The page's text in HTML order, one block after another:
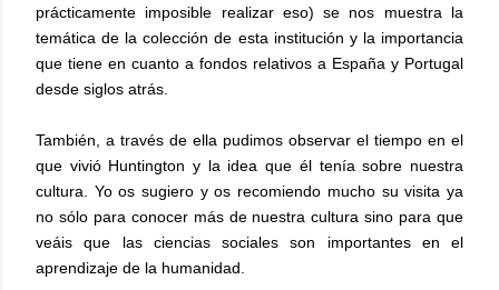
prácticamente imposible realizar eso) se nos muestra la
temática de la colección de esta institución y la importancia
que tiene en cuanto a fondos relativos a España y Portugal
desde siglos atrás.
También, a través de ella pudimos observar el tiempo en el
que vivió Huntington y la idea que él tenía sobre nuestra
cultura. Yo os sugiero y os recomiendo mucho su visita ya
no sólo para conocer más de nuestra cultura sino para que
veáis que las ciencias sociales son importantes en el
aprendizaje de la humanidad.